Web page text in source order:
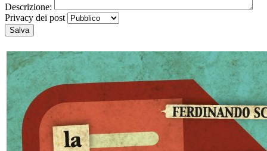
Descrizione:
Privacy dei post
Salva